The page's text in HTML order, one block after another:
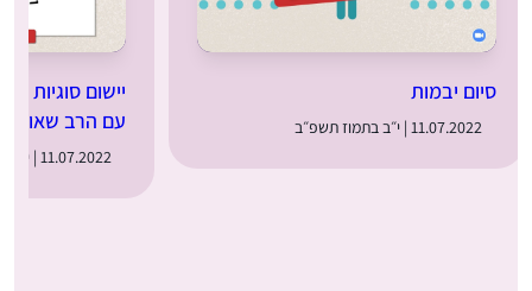
סיום יבמות
11.07.2022 | י״ב בתמוז תשפ״ב
יישום סוגיות
עם הרב שאול
11.07.2022 | י״ב בתמוז תשפ״ב